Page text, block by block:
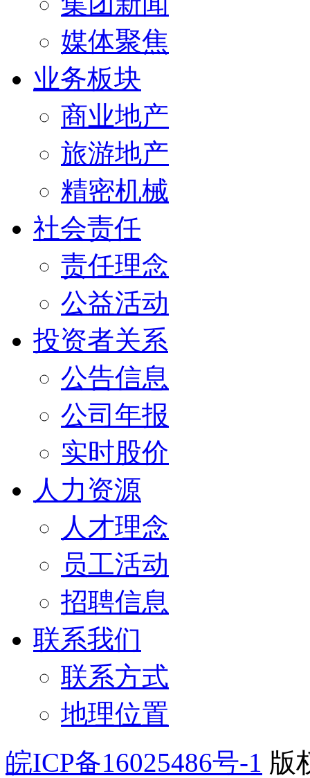
媒体聚焦
业务板块
商业地产
旅游地产
精密机械
社会责任
责任理念
公益活动
投资者关系
公告信息
公司年报
实时股价
人力资源
人才理念
员工活动
招聘信息
联系我们
联系方式
地理位置
皖ICP备16025486号-1 版